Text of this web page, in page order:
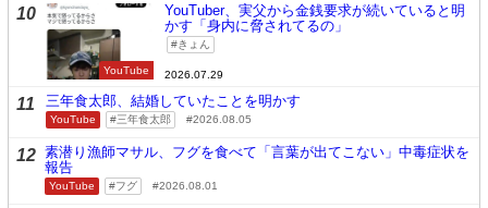
10
YouTube
YouTuber、実父から金銭要求が続いていると明
かす「身内に脅されてるの」
きょん
2026.07.29
11 三年食太郎、結婚していたことを明かす
YouTube 三年食太郎 2026.08.05
12 素潜り漁師マサル、フグを食べて「言葉が出てこない」中毒症状を
報告
YouTube フグ 2026.08.01